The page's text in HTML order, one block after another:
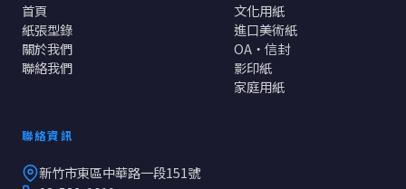
首頁
紙張型錄
關於我們
聯絡我們
文化用紙
進口美術紙
OA・信封
影印紙
家庭用紙
聯絡資訊
新竹市東區中華路一段151號